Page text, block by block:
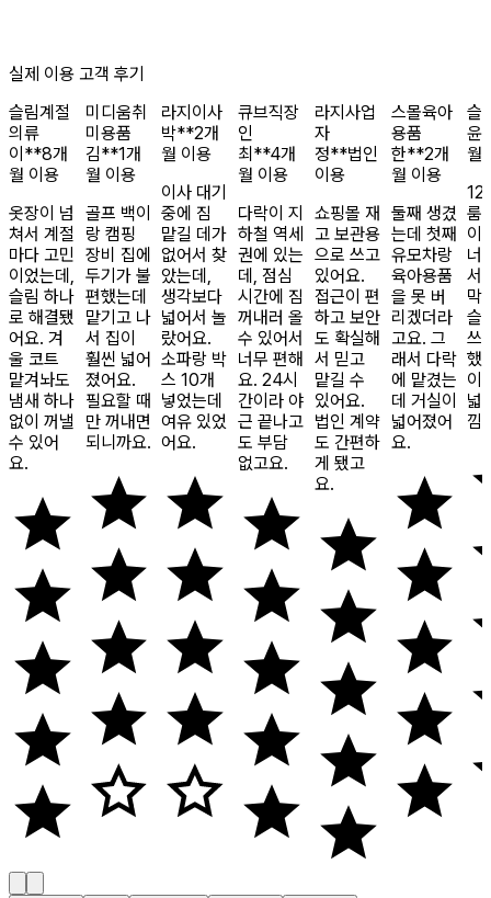
실제 이용 고객 후기
슬림계절
의류
이**8개
월 이용
옷장이 넘
쳐서 계절
마다 고민
이었는데,
슬림 하나
로 해결됐
어요. 겨
울 코트
맡겨놔도
냄새 하나
없이 꺼낼
수 있어
요.
미디움취
미용품
김**1개
월 이용
골프 백이
랑 캠핑
장비 집에
두기가 불
편했는데
맡기고 나
서 집이
훨씬 넓어
졌어요.
필요할 때
만 꺼내면
되니까요.
라지이사
박**2개
월 이용
이사 대기
중에 짐
맡길 데가
없어서 찾
았는데,
생각보다
넓어서 놀
랐어요.
소파랑 박
스 10개
넣었는데
여유 있었
어요.
큐브직장
인
최**4개
월 이용
다락이 지
하철 역세
권에 있는
데, 점심
시간에 짐
꺼내러 올
수 있어서
너무 편해
요. 24시
간이라 야
근 끝나고
도 부담
없고요.
라지사업
자
정**법인
이용
쇼핑몰 재
고 보관용
으로 쓰고
있어요.
접근이 편
하고 보안
도 확실해
서 믿고
맡길 수
있어요.
법인 계약
도 간편하
게 됐고
요.
스몰육아
용품
한**2개
월 이용
둘째 생겼
는데 첫째
유모차랑
육아용품
을 못 버
리겠더라
고요. 그
래서 다락
에 맡겼는
데 거실이
넓어졌어
요.
슬
윤
월
12
룸
이
너
서
막
슬
쓰
했
이
넓
낌